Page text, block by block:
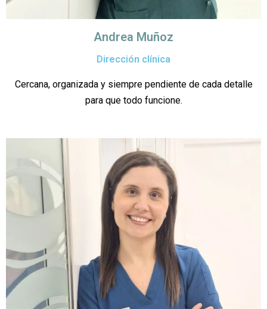
Andrea Muñoz
Dirección clínica
Cercana, organizada y siempre pendiente de cada detalle
para que todo funcione.